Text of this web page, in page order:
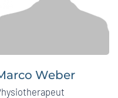
Weber